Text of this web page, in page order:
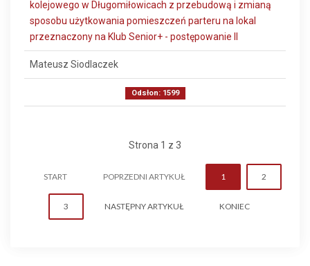
kolejowego w Długomiłowicach z przebudową i zmianą
sposobu użytkowania pomieszczeń parteru na lokal
przeznaczony na Klub Senior+ - postępowanie II
Mateusz Siodlaczek
Odsłon: 1599
Strona 1 z 3
START POPRZEDNI ARTYKUŁ 1 2
3 NASTĘPNY ARTYKUŁ KONIEC